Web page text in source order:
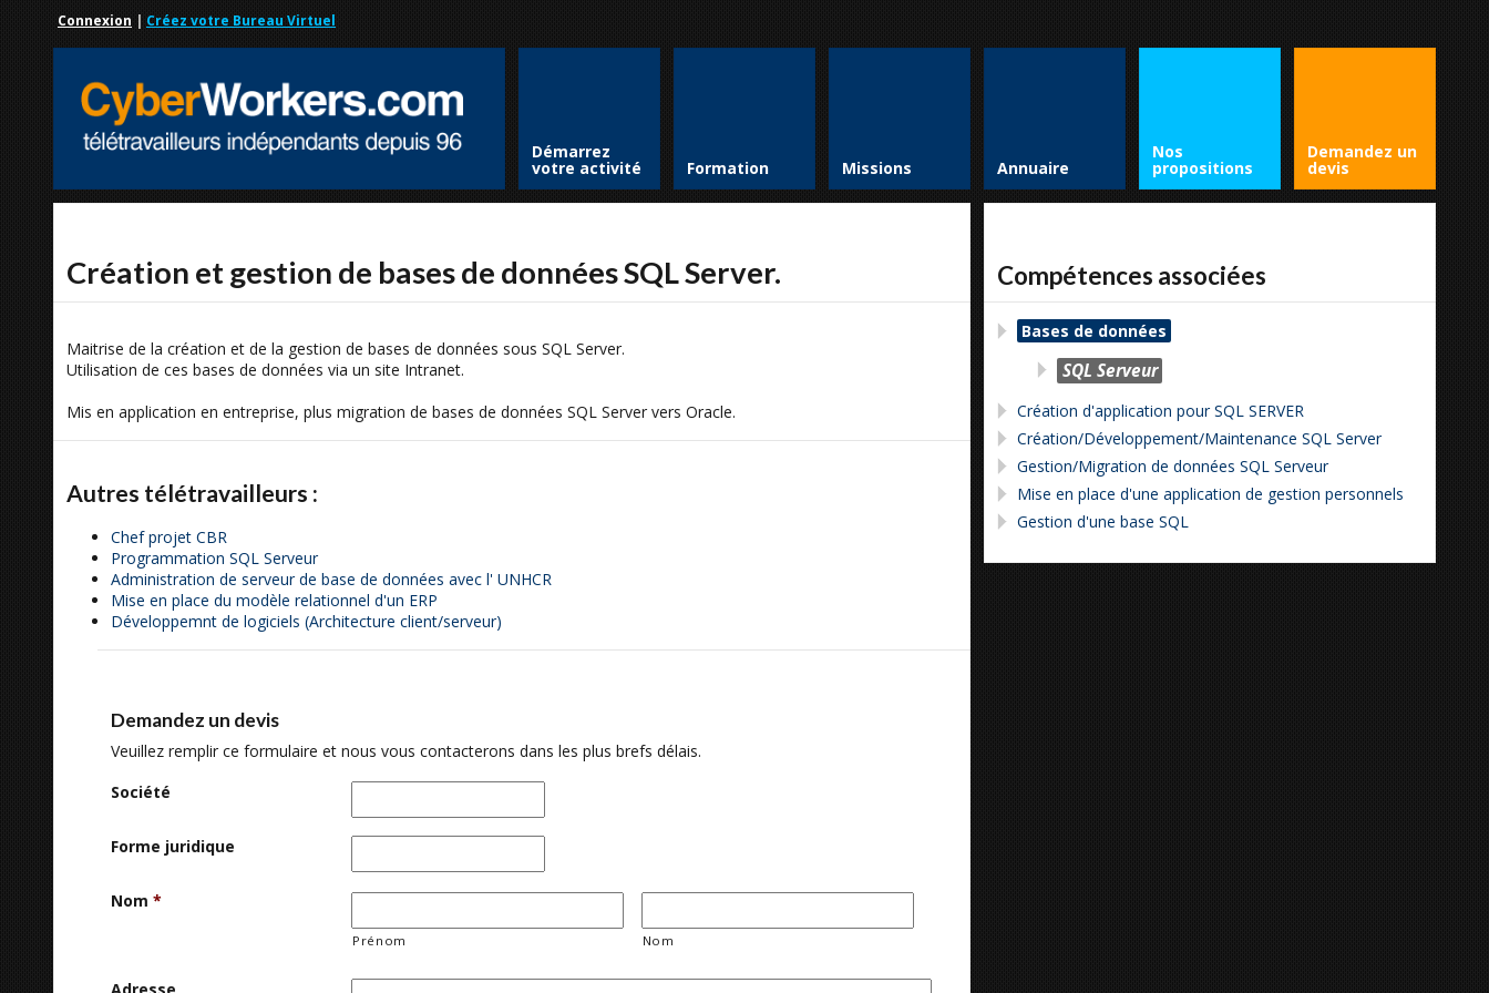
Connexion | Créez votre Bureau Virtuel
Démarrez
votre activité Formation Missions Annuaire
Nos
propositions
Demandez un
devis
Création et gestion de bases de données SQL Server.
Maitrise de la création et de la gestion de bases de données sous SQL Server.
Utilisation de ces bases de données via un site Intranet.
Mis en application en entreprise, plus migration de bases de données SQL Server vers Oracle.
Autres télétravailleurs :
Chef projet CBR
Programmation SQL Serveur
Administration de serveur de base de données avec l' UNHCR
Mise en place du modèle relationnel d'un ERP
Développemnt de logiciels (Architecture client/serveur)
Demandez un devis
Veuillez remplir ce formulaire et nous vous contacterons dans les plus brefs délais.
Société
Forme juridique
Nom *
Prénom Nom
Compétences associées
Bases de données
SQL Serveur
Création d'application pour SQL SERVER
Création/Développement/Maintenance SQL Server
Gestion/Migration de données SQL Serveur
Mise en place d'une application de gestion personnels
Gestion d'une base SQL